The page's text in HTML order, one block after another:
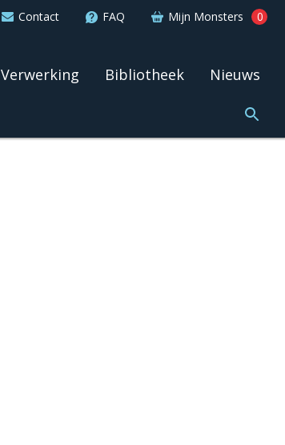
Contact FAQ Mijn Monsters 0
Verwerking Bibliotheek Nieuws